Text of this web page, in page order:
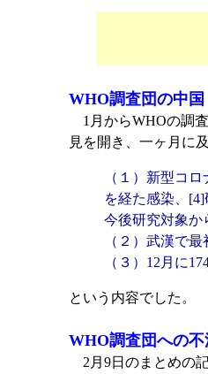
WHO調査団の中
1月からWHOの調
見を開き、一ヶ月に
（１）新型コ
を経た感染、
今後研究対象か
（２）武漢で
（３）12月に
という内容でした。
WHO調査団への
2月9日のまとめの